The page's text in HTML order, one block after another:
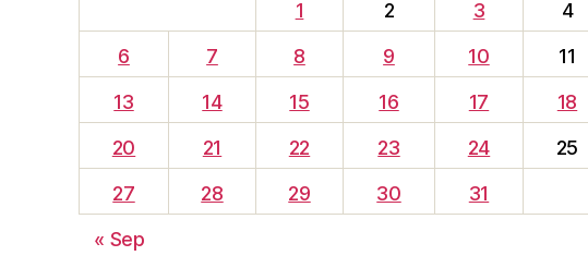
1
2 3 4
6
7 8 9 10 11
13
14 15 16 17 18
20
21 22 23 24 25
27
28 29 30
31
« Sep